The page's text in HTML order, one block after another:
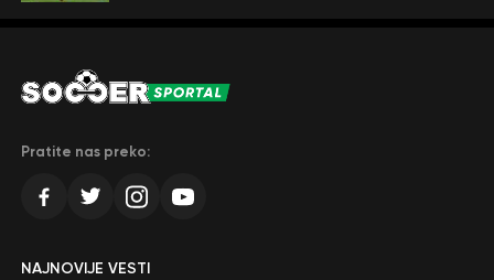
Pratite nas preko:
NAJNOVIJE VESTI